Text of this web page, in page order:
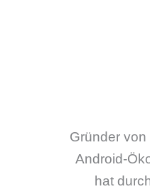
Gründer
Android-
hat